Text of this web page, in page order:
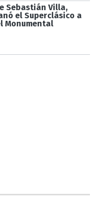
Sebastián Villa,
el Superclásico a
Monumental